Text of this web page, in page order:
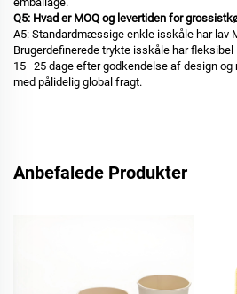
Q5: Hvad er MOQ og levertiden for
A5: Standardmæssige enkle isskåle har lav
Brugerdefinerede trykte isskåle har
15–25 dage efter godkendelse af design
med pålidelig global fragt.
Anbefalede Produkter